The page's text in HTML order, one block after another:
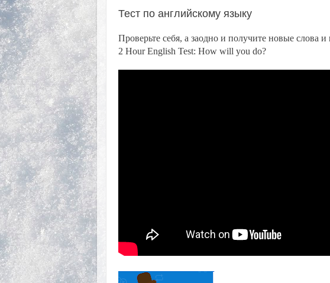
Тест по английскому языку
Проверьте себя, а заодно и получите новые слова
2 Hour English Test: How will you do?